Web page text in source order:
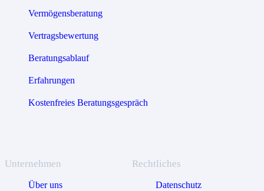
Vermögensberatung
Vertragsbewertung
Beratungsablauf
Erfahrungen
Kostenfreies Beratungsgespräch
Unternehmen
Über uns
Rechtliches
Datenschutz